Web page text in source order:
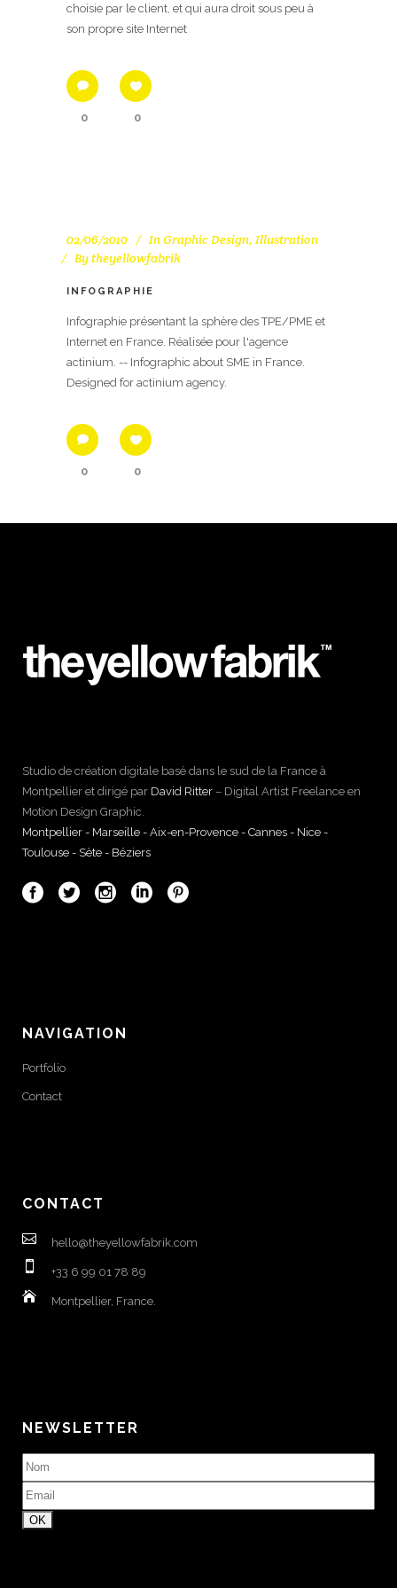
choisie par le client, et qui aura droit sous peu à
son propre site Internet
0 0
02/06/2010 InGraphic Design, Illustration
Bytheyellowfabrik
INFOGRAPHIE
Infographie présentant la sphère des TPE/PME et
Internet en France. Réalisée pour l'agence
actinium. -- Infographic about SME in France.
Designed for actinium agency.
0 0
Studio de création digitale basé dans le sud de la France à
Montpellier et dirigé par David Ritter – Digital Artist Freelance en
Motion Design Graphic.
Montpellier - Marseille - Aix-en-Provence - Cannes - Nice -
Toulouse - Sète - Béziers
NAVIGATION
Portfolio
Contact
CONTACT
hello@theyellowfabrik.com
+33 6 99 01 78 89
Montpellier, France.
NEWSLETTER